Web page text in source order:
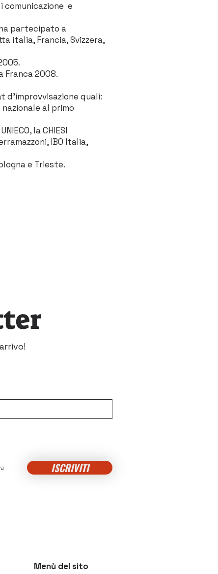
comunicazione e
partecipato a
italia, Francia, Svizzera,
Franca 2008.
quali:
al primo
la CHIESI
IBO Italia,
e Trieste.
ISCRIVITI
Menù del sito